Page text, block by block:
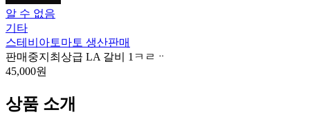
알 수 없음
기타
스테비아토마토 생산판매
판매중지 최상급 LA 갈비 1ㅋㄹᆢ
45,000원
상품 소개